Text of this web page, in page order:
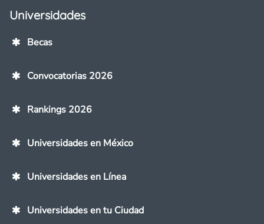
Universidades
Becas
Convocatorias 2026
Rankings 2026
Universidades en México
Universidades en Línea
Universidades en tu Ciudad